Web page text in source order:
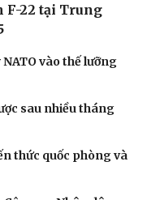
F-22 tại Trung
vào thế lưỡng
sau nhiều tháng
thức quốc phòng và